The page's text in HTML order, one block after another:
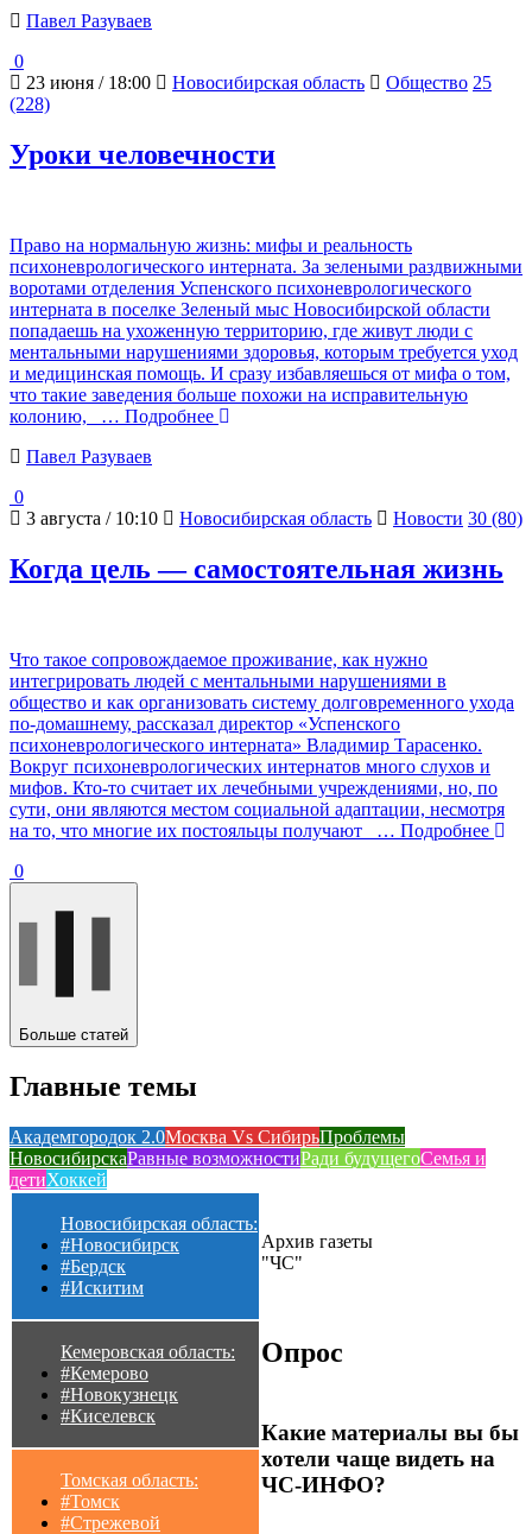
Павел Разуваев
0
23 июня / 18:00
Новосибирская область Общество 25
(228)
Уроки человечности
Право на нормальную жизнь: мифы и реальность
психоневрологического интерната. За зелеными раздвижными
воротами отделения Успенского психоневрологического
интерната в поселке Зеленый мыс Новосибирской области
попадаешь на ухоженную территорию, где живут люди с
ментальными нарушениями здоровья, которым требуется уход
и медицинская помощь. И сразу избавляешься от мифа о том,
что такие заведения больше похожи на исправительную
колонию,
… Подробнее
Павел Разуваев
0
3 августа / 10:10
Новосибирская область Новости 30 (80)
Когда цель — самостоятельная жизнь
Что такое сопровождаемое проживание, как нужно
интегрировать людей с ментальными нарушениями в
общество и как организовать систему долговременного ухода
по-домашнему, рассказал директор «Успенского
психоневрологического интерната» Владимир Тарасенко.
Вокруг психоневрологических интернатов много слухов и
мифов. Кто-то считает их лечебными учреждениями, но, по
сути, они являются местом социальной адаптации, несмотря
на то, что многие их постояльцы получают
… Подробнее
0
Больше статей
Главные темы
Академгородок 2.0Москва Vs СибирьПроблемы
НовосибирскаРавные возможностиРади будущегоСемья и
детиХоккей
Новосибирская область:
#Новосибирск
#Бердск
#Искитим
Кемеровская область:
#Кемерово
#Новокузнецк
#Киселевск
Томская область:
#Томск
#Стрежевой
Архив газеты
"ЧС"
Опрос
Какие материалы вы бы
хотели чаще видеть на
ЧС-ИНФО?